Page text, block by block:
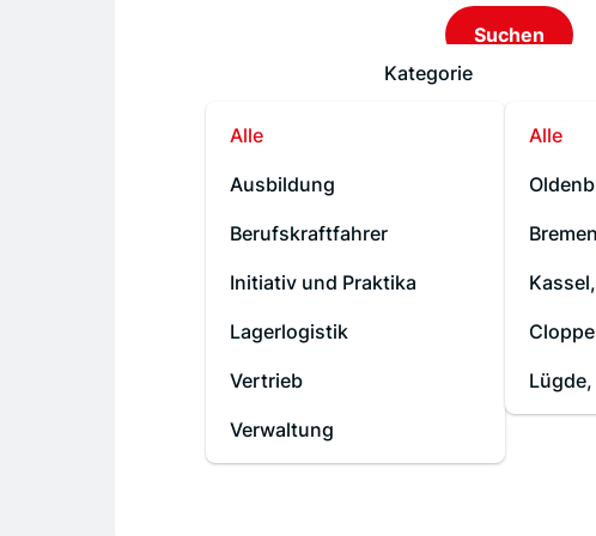
Suchen
Kategorie
Alle
Ausbildung
Berufskraftfahrer
Initiativ und Praktika
Lagerlogistik
Vertrieb
Verwaltung
Alle